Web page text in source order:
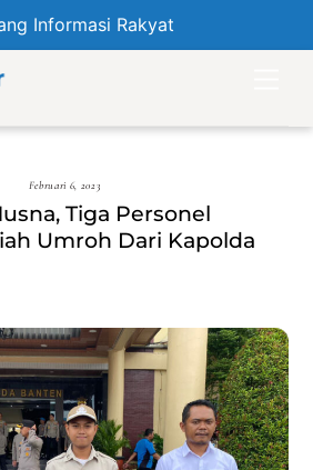
Informasi Rakyat
Februari 6, 2023
Tiga Personel
Umroh Dari Kapolda